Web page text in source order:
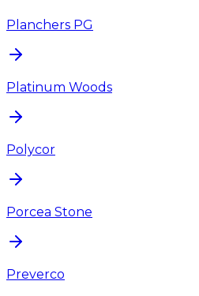
Planchers PG
Platinum Woods
Polycor
Porcea Stone
Preverco